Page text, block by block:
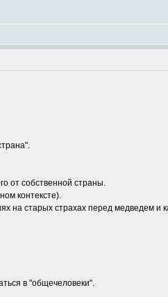
от собственной страны.
контексте).
на старых страхах перед медведем и
в "общечеловеки".